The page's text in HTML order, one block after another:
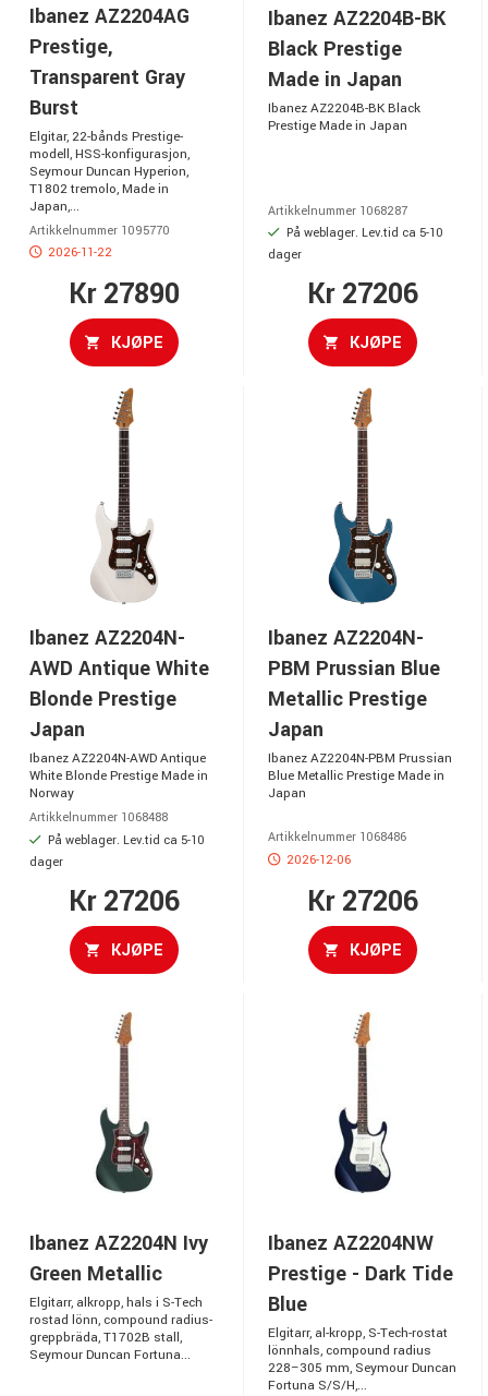
Ibanez AZ2204AG
Prestige,
Transparent Gray
Burst
Elgitar, 22-bånds Prestige-
modell, HSS-konfigurasjon,
Seymour Duncan Hyperion,
T1802 tremolo, Made in
Japan,...
Artikkelnummer 1095770
2026-11-22
Kr 27890
KJØPE
Ibanez AZ2204B-BK
Black Prestige
Made in Japan
Ibanez AZ2204B-BK Black
Prestige Made in Japan
Artikkelnummer 1068287
På weblager. Lev.tid ca 5-10
dager
Kr 27206
KJØPE
Ibanez AZ2204N-
AWD Antique White
Blonde Prestige
Japan
Ibanez AZ2204N-AWD Antique
White Blonde Prestige Made in
Norway
Artikkelnummer 1068488
På weblager. Lev.tid ca 5-10
dager
Kr 27206
KJØPE
Ibanez AZ2204N-
PBM Prussian Blue
Metallic Prestige
Japan
Ibanez AZ2204N-PBM Prussian
Blue Metallic Prestige Made in
Japan
Artikkelnummer 1068486
2026-12-06
Kr 27206
KJØPE
Ibanez AZ2204N Ivy
Green Metallic
Elgitarr, alkropp, hals i S-Tech
rostad lönn, compound radius-
greppbräda, T1702B stall,
Seymour Duncan Fortuna...
Ibanez AZ2204NW
Prestige - Dark Tide
Blue
Elgitarr, al-kropp, S-Tech-rostat
lönnhals, compound radius
228–305 mm, Seymour Duncan
Fortuna S/S/H,...